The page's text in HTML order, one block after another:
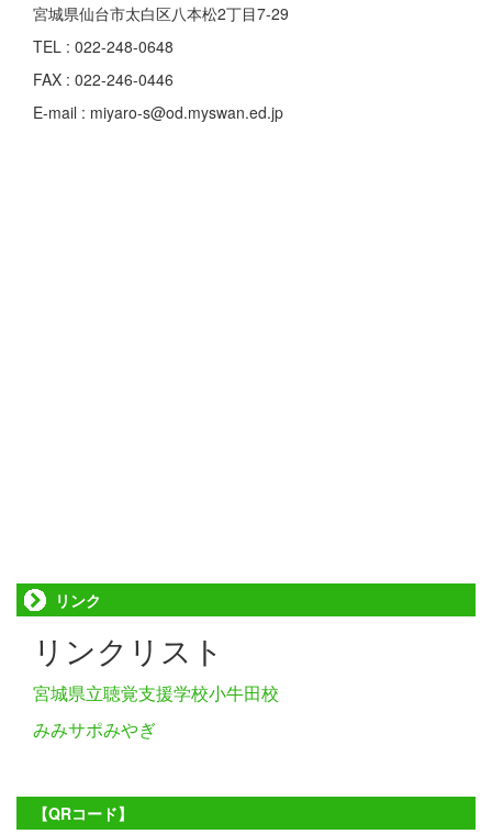
宮城県仙台市太白区八本松2丁目7-29
TEL : 022-248-0648
FAX : 022-246-0446
E-mail : miyaro-s@od.myswan.ed.jp
リンク
リンクリスト
宮城県立聴覚支援学校小牛田校
みみサポみやぎ
【QRコード】